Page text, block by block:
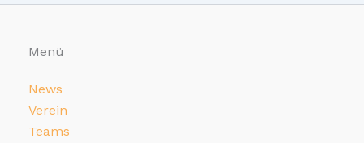
Menü
News
Verein
Teams